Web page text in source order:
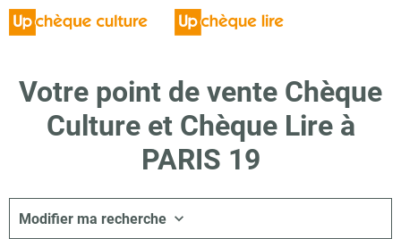
Votre point de vente Chèque
Culture et Chèque Lire à
PARIS 19
Modifier ma recherche